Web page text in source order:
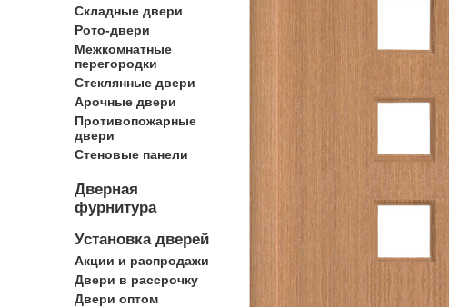
Складные двери
Рото-двери
Межкомнатные
перегородки
Стеклянные двери
Арочные двери
Противопожарные
двери
Стеновые панели
Дверная
фурнитура
Установка дверей
Акции и распродажи
Двери в рассрочку
Двери оптом